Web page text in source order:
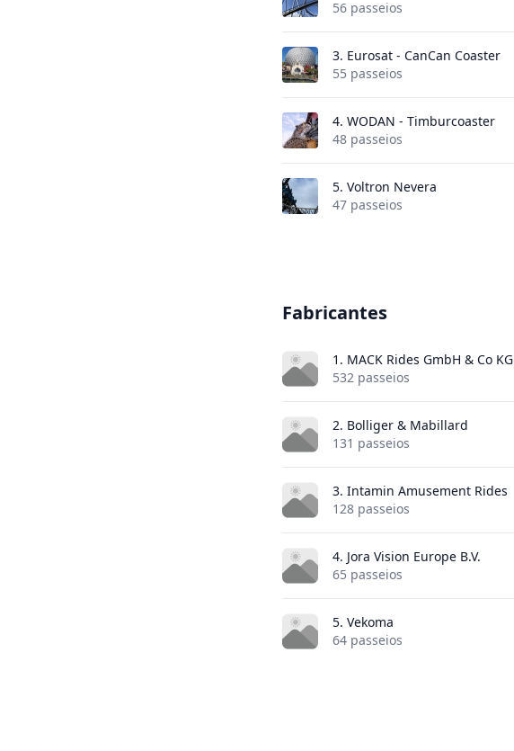
56 passeios
3. Eurosat - CanCan Coaster
55 passeios
4. WODAN - Timburcoaster
48 passeios
5. Voltron Nevera
47 passeios
Fabricantes
1. MACK Rides GmbH & Co KG
532 passeios
2. Bolliger & Mabillard
131 passeios
3. Intamin Amusement Rides
128 passeios
4. Jora Vision Europe B.V.
65 passeios
5. Vekoma
64 passeios